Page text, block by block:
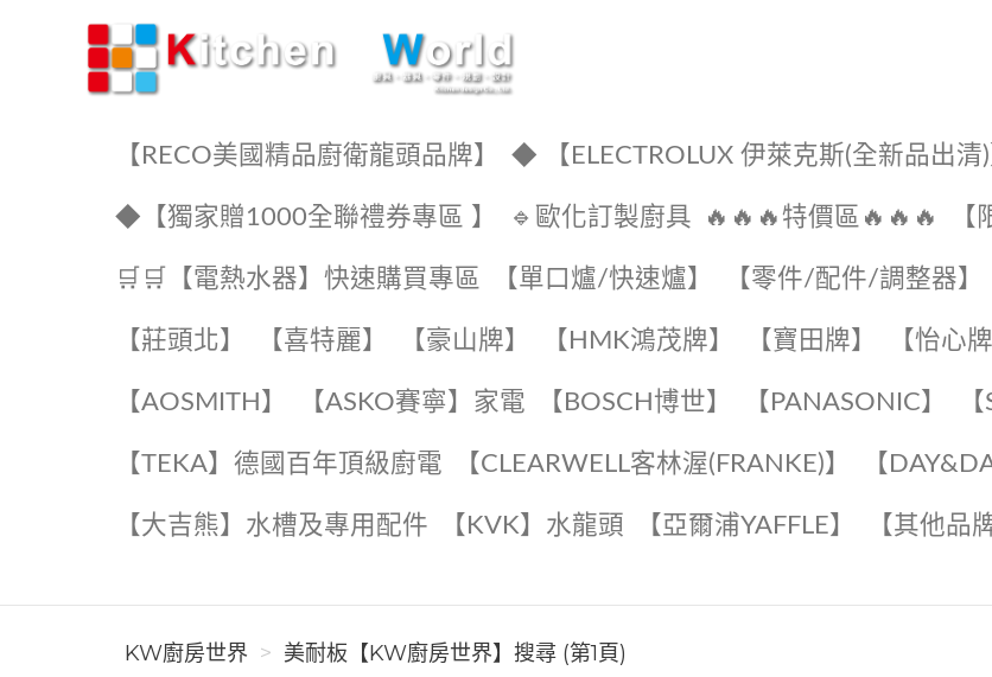
【RECO美國精品廚衛龍頭品牌】 ◆ 【ELECTROLUX 伊萊克斯(全新品出清)
◆【獨家贈1000全聯禮券專區 】 🔹歐化訂製廚具 🔥🔥🔥特價區🔥🔥🔥 【
🛒🛒【電熱水器】快速購買專區 【單口爐/快速爐】 【零件/配件/調整器】
【莊頭北】 【喜特麗】 【豪山牌】 【HMK鴻茂牌】 【寶田牌】 【怡心牌
【AOSMITH】 【ASKO賽寧】家電 【BOSCH博世】 ️【PANASONIC】️
️【TEKA】️德國百年頂級廚電 ️【CLEARWELL客林渥(FRANKE)】️ 【
【大吉熊】水槽及專用配件 ️【KVK】水龍頭️ 【亞爾浦YAFFLE】 【其他品
KW廚房世界 美耐板【KW廚房世界】搜尋 (第1頁)